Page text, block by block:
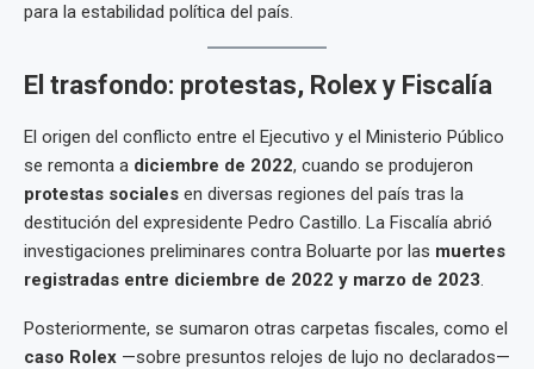
para la estabilidad política del país.
El trasfondo: protestas, Rolex y Fiscalía
El origen del conflicto entre el Ejecutivo y el Ministerio Público
se remonta a diciembre de 2022, cuando se produjeron
protestas sociales en diversas regiones del país tras la
destitución del expresidente Pedro Castillo. La Fiscalía abrió
investigaciones preliminares contra Boluarte por las muertes
registradas entre diciembre de 2022 y marzo de 2023.
Posteriormente, se sumaron otras carpetas fiscales, como el
caso Rolex —sobre presuntos relojes de lujo no declarados—